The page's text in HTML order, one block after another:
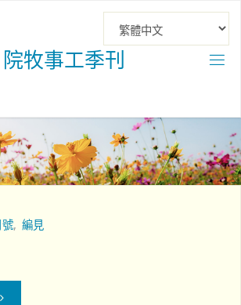
院牧事工季刊
, 編見
‧